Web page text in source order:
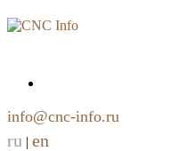
info@cnc-info.ru
ru | en